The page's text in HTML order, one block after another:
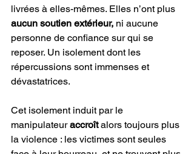
livrées à elles-mêmes. Elles n’ont plus
aucun soutien extérieur, ni aucune
personne de confiance sur qui se
reposer. Un isolement dont les
répercussions sont immenses et
dévastatrices.
Cet isolement induit par le
manipulateur accroît alors toujours plus
la violence : les victimes sont seules